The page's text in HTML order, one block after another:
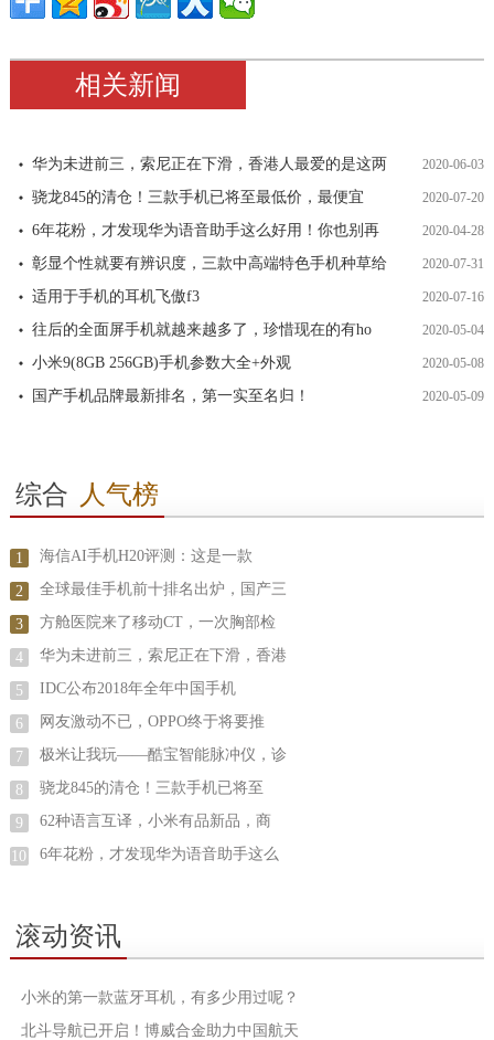
相关新闻
华为未进前三，索尼正在下滑，香港人最爱的是这两 2020-06-03
骁龙845的清仓！三款手机已将至最低价，最便宜 2020-07-20
6年花粉，才发现华为语音助手这么好用！你也别再 2020-04-28
彰显个性就要有辨识度，三款中高端特色手机种草给 2020-07-31
适用于手机的耳机飞傲f3 2020-07-16
往后的全面屏手机就越来越多了，珍惜现在的有ho 2020-05-04
小米9(8GB 256GB)手机参数大全+外观 2020-05-08
国产手机品牌最新排名，第一实至名归！ 2020-05-09
综合 人气榜
1 海信AI手机H20评测：这是一款
2 全球最佳手机前十排名出炉，国产三
3 方舱医院来了移动CT，一次胸部检
4 华为未进前三，索尼正在下滑，香港
5 IDC公布2018年全年中国手机
6 网友激动不已，OPPO终于将要推
7 极米让我玩——酷宝智能脉冲仪，诊
8 骁龙845的清仓！三款手机已将至
9 62种语言互译，小米有品新品，商
10 6年花粉，才发现华为语音助手这么
滚动资讯
小米的第一款蓝牙耳机，有多少用过呢？
北斗导航已开启！博威合金助力中国航天